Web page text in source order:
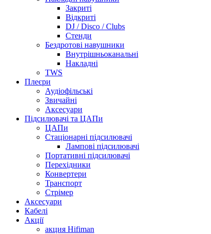
Закриті
Відкриті
DJ / Disco / Clubs
Стенди
Бездротові навушники
Внутрішньоканальні
Накладні
TWS
Плеєри
Аудіофільські
Звичайні
Аксесуари
Підсилювачі та ЦАПи
ЦАПи
Стаціонарні підсилювачі
Лампові підсилювачі
Портативні підсилювачі
Перехідники
Конвертери
Транспорт
Стрімер
Аксесуари
Кабелі
Акції
акция Hifiman